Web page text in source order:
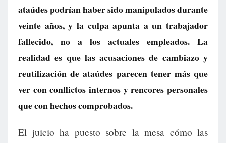
ataúdes podrían haber sido manipulados durante
veinte años, y la culpa apunta a un trabajador
fallecido, no a los actuales empleados. La
realidad es que las acusaciones de cambiazo y
reutilización de ataúdes parecen tener más que
ver con conflictos internos y rencores personales
que con hechos comprobados.
El juicio ha puesto sobre la mesa cómo las